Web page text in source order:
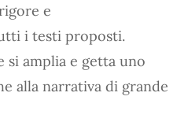
e
i testi proposti.
si amplia e getta uno
alla narrativa di grande